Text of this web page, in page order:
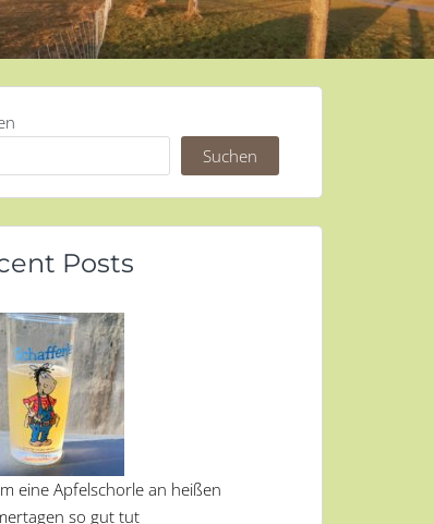
Suchen
Posts
eine Apfelschorle an heißen
so gut tut